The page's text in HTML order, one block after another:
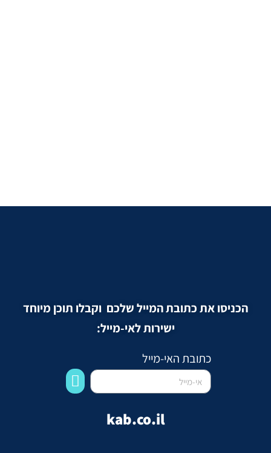
הכניסו את כתובת המייל שלכם וקבלו תוכן מיוחד
ישירות לאי-מייל:
כתובת האי-מייל
kab.co.il